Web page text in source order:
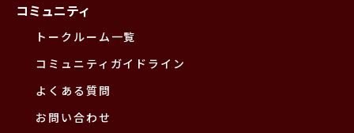
コミュニティ
トークルーム一覧
コミュニティガイドライン
よくある質問
お問い合わせ